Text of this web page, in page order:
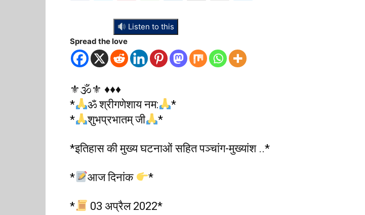
Listen to this
Spread the love
⚜🕉⚜ ♦️♦️♦️
*
ॐ श्रीगणेशाय नम:
*
*
शुभप्रभातम् जी *
*इतिहास की मुख्य घटनाओं सहित पञ्चांग-मुख्यांश ..*
* आज दिनांक *
*
03 अप्रैल 2022*